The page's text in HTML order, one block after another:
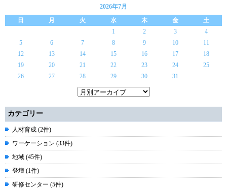
2026年7月
日
月 火 水 木 金
土
1
2 3
4
5
6 7 8 9 10
11
12
13 14 15 16 17
18
19
20 21 22 23 24
25
26
27 28 29 30 31
カテゴリー
人材育成 (2件)
ワーケーション (33件)
地域 (45件)
登壇 (1件)
研修センター (5件)